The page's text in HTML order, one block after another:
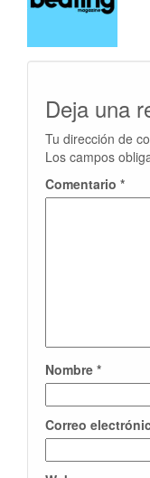
Deja una
Tu dirección de
Los campos
Comentario *
Nombre *
Correo